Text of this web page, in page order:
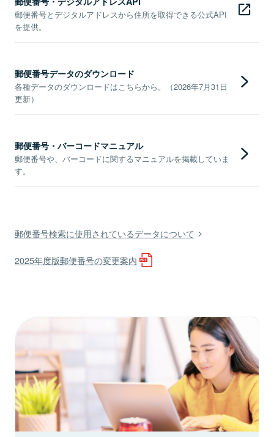
郵便番号とデジタルアドレスから住所を取得できる公式API
を提供。
郵便番号データのダウンロード
各種データのダウンロードはこちらから。（2026年7月31日
更新）
郵便番号・バーコードマニュアル
郵便番号や、バーコードに関するマニュアルを掲載していま
す。
郵便番号検索に使用されているデータについて
2025年度版郵便番号の変更案内